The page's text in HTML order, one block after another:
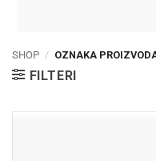
SHOP / OZNAKA
FILTERI